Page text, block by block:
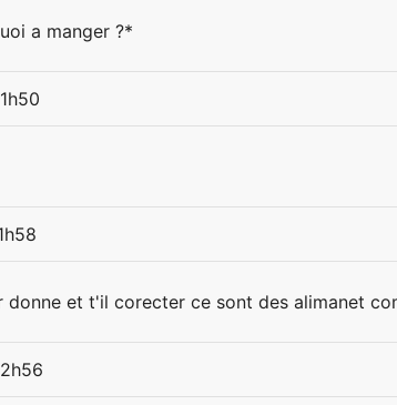
a manger ?*
donne et t'il corecter ce sont des alimanet